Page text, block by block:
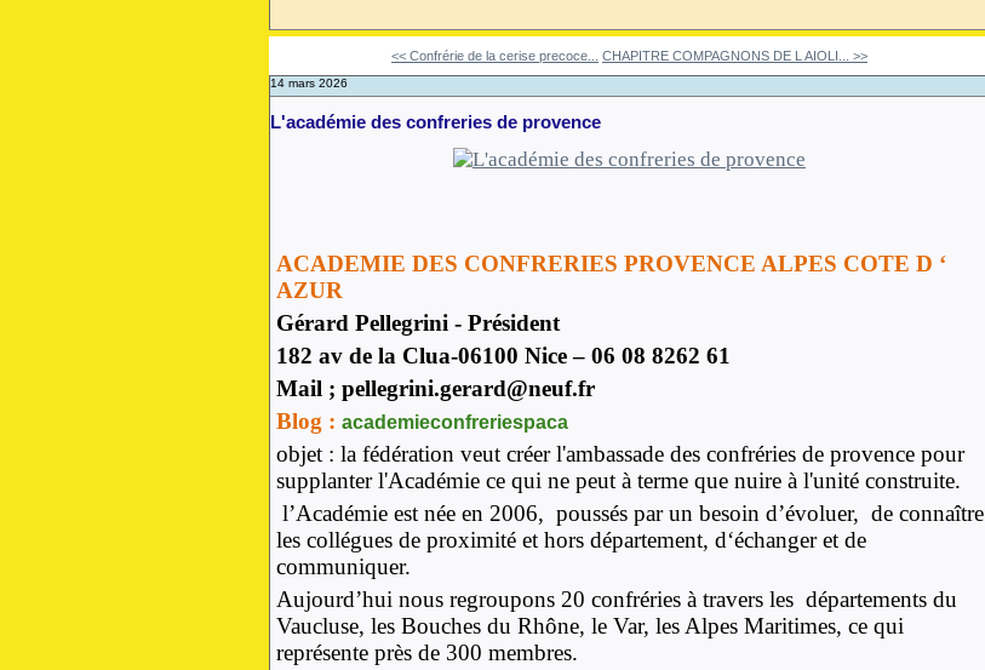
<< Confrérie de la cerise precoce... CHAPITRE COMPAGNONS DE L AIOLI... >>
14 mars 2026
L'académie des confreries de provence
ACADEMIE DES CONFRERIES PROVENCE ALPES COTE D ‘
AZUR
Gérard Pellegrini - Président
182 av de la Clua-06100 Nice – 06 08 8262 61
Mail ; pellegrini.gerard@neuf.fr
Blog : academieconfreriespaca
objet : la fédération veut créer l'ambassade des confréries de provence pour
supplanter l'Académie ce qui ne peut à terme que nuire à l'unité construite.
l’Académie est née en 2006, poussés par un besoin d’évoluer, de connaître
les collégues de proximité et hors département, d‘échanger et de
communiquer.
Aujourd’hui nous regroupons 20 confréries à travers les départements du
Vaucluse, les Bouches du Rhône, le Var, les Alpes Maritimes, ce qui
représente près de 300 membres.